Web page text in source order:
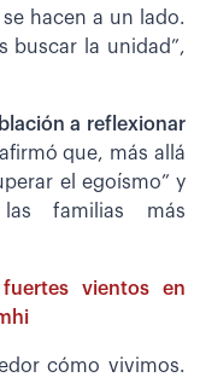
hacen a un lado.
buscar la unidad”,
a reflexionar
que, más allá
el egoísmo” y
familias más
vientos en
cómo vivimos.